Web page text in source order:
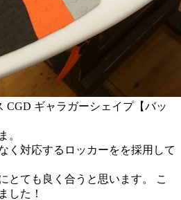
CGD ギャラガーシェイプ【バッ
。
く対応するロッカーをを採用して
とても良く合うと思います。 こ
した！